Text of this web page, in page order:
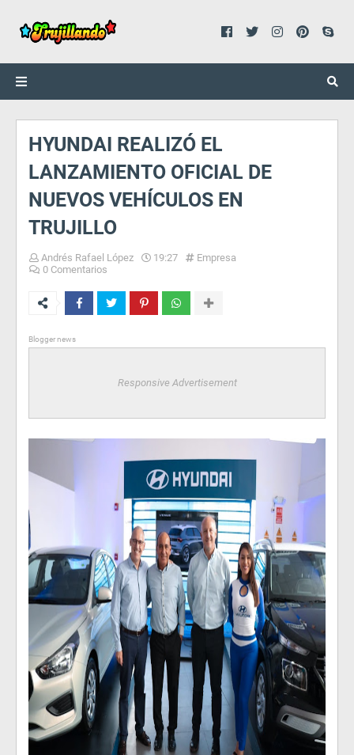
HYUNDAI REALIZÓ EL
LANZAMIENTO OFICIAL DE
NUEVOS VEHÍCULOS EN
TRUJILLO
Andrés Rafael López 19:27
Empresa
0 Comentarios
Blogger news
Responsive Advertisement